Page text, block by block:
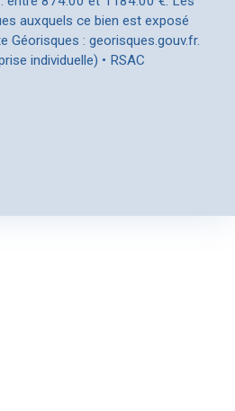
auxquels ce bien est exposé
Géorisques : georisques.gouv.fr.
individuelle) • RSAC